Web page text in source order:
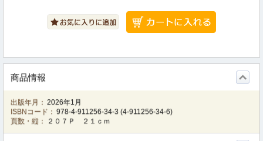
商品情報
出版年月： 2026年1月
ISBNコード： 978-4-911256-34-3 (4-911256-34-6)
頁数・縦：
２０７Ｐ ２１ｃｍ